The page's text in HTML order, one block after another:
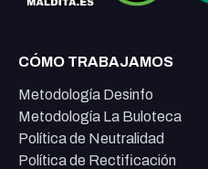
CÓMO TRABAJAMOS
Metodología Desinfo
Metodología La Buloteca
Política de Neutralidad
Política de Rectificación